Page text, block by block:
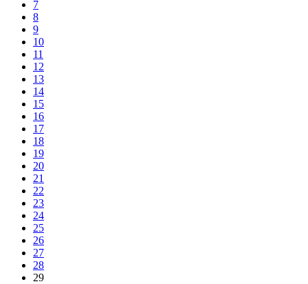
7
8
9
10
11
12
13
14
15
16
17
18
19
20
21
22
23
24
25
26
27
28
29